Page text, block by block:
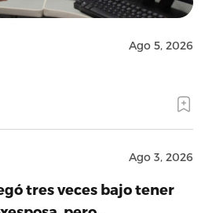
Ago 5, 2026
Ago 3, 2026
tres veces bajo tener